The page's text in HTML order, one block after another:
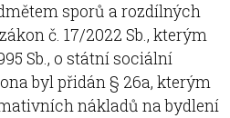
sporů a rozdílných
č. 17/2022 Sb., kterým
Sb., o státní sociální
byl přidán § 26a, kterým
nákladů na bydlení